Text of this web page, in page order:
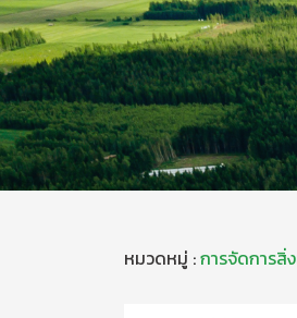
หมวดหมู่ :การจัดการสิ่